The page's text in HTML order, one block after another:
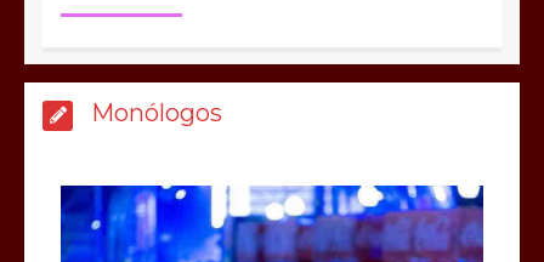
Monólogos